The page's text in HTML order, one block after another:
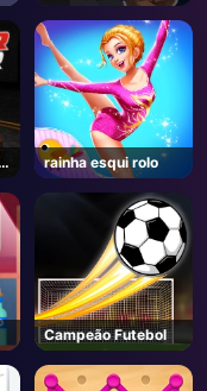
rainha esqui rolo
Campeão Futebol